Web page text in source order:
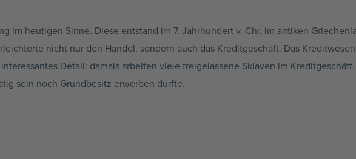
im heutigen Sinne. Diese entstand im 7. Jahrhundert v. Chr. im antiken
nicht nur den Handel, sondern auch das Kreditgeschäft. Das
Detail: damals arbeiten viele freigelassene Sklaven im
sein noch Grundbesitz erwerben durfte.